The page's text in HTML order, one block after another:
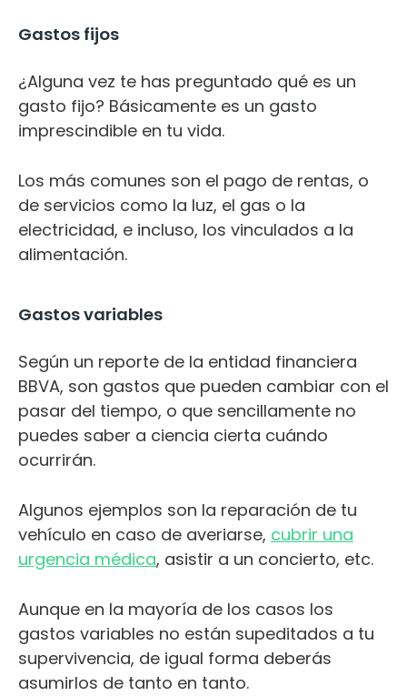
Gastos fijos
¿Alguna vez te has preguntado qué es un
gasto fijo? Básicamente es un gasto
imprescindible en tu vida.
Los más comunes son el pago de rentas, o
de servicios como la luz, el gas o la
electricidad, e incluso, los vinculados a la
alimentación.
Gastos variables
Según un reporte de la entidad financiera
BBVA, son gastos que pueden cambiar con el
pasar del tiempo, o que sencillamente no
puedes saber a ciencia cierta cuándo
ocurrirán.
Algunos ejemplos son la reparación de tu
vehículo en caso de averiarse, cubrir una
urgencia médica, asistir a un concierto, etc.
Aunque en la mayoría de los casos los
gastos variables no están supeditados a tu
supervivencia, de igual forma deberás
asumirlos de tanto en tanto.